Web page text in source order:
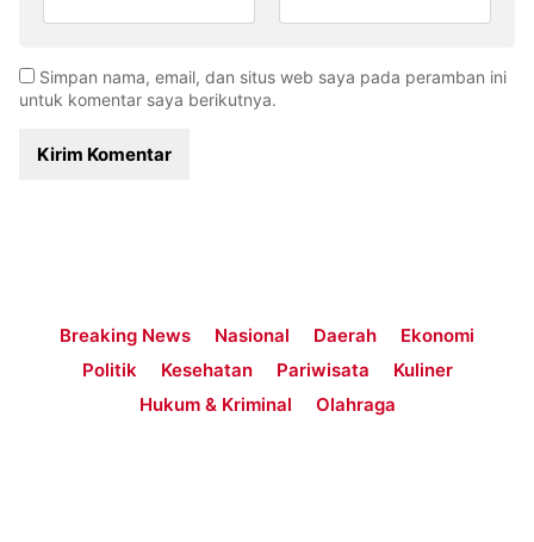
Simpan nama, email, dan situs web saya pada peramban ini
untuk komentar saya berikutnya.
Breaking News Nasional Daerah
Ekonomi
Politik
Kesehatan Pariwisata
Kuliner
Hukum & Kriminal
Olahraga